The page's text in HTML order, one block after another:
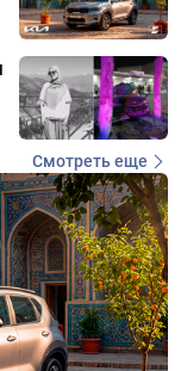
Смотреть еще